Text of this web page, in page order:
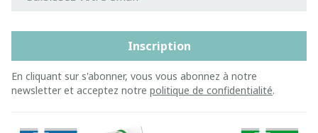
Inscription
En cliquant sur s'abonner, vous vous abonnez à notre
newsletter et acceptez notre politique de confidentialité.